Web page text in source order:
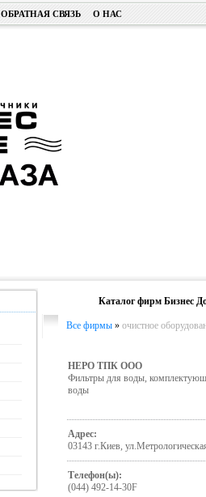
ОБРАТНАЯ СВЯЗЬ О НАС
Каталог фирм Бизнес
Все фирмы » очистное
НЕРО ТПК ООО
Фильтры для воды,
воды
Адрес:
03143 г.Киев,
Телефон(ы):
(044) 492-14-30F